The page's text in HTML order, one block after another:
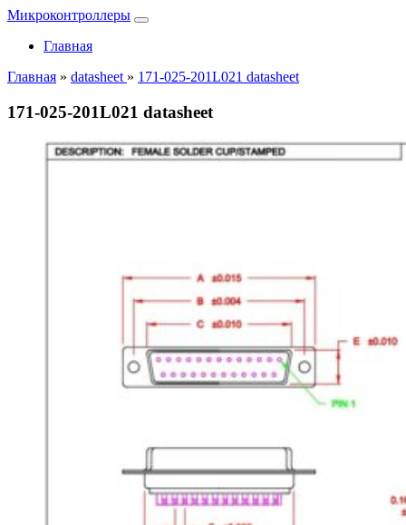
Микроконтроллеры
Главная
Главная » datasheet » 171-025-201L021 datasheet
171-025-201L021 datasheet